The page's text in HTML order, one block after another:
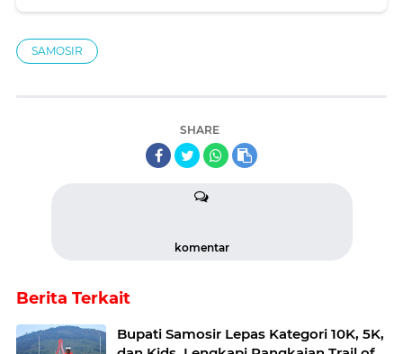
SAMOSIR
SHARE
komentar
Berita Terkait
Bupati Samosir Lepas Kategori 10K, 5K,